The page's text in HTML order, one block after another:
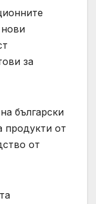
за
български
продукти от
от